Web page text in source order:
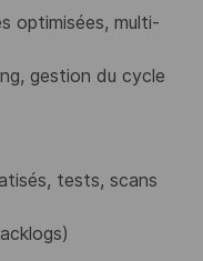
optimisées, multi-
gestion du cycle
tests, scans